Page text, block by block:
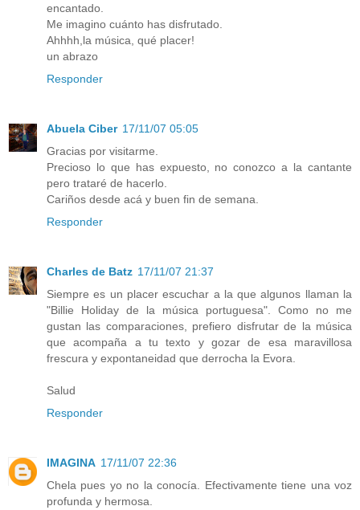
encantado.
Me imagino cuánto has disfrutado.
Ahhhh,la música, qué placer!
un abrazo
Responder
Abuela Ciber 17/11/07 05:05
Gracias por visitarme.
Precioso lo que has expuesto, no conozco a la cantante
pero trataré de hacerlo.
Cariños desde acá y buen fin de semana.
Responder
Charles de Batz 17/11/07 21:37
Siempre es un placer escuchar a la que algunos llaman la
"Billie Holiday de la música portuguesa". Como no me
gustan las comparaciones, prefiero disfrutar de la música
que acompaña a tu texto y gozar de esa maravillosa
frescura y expontaneidad que derrocha la Evora.
Salud
Responder
IMAGINA 17/11/07 22:36
Chela pues yo no la conocía. Efectivamente tiene una voz
profunda y hermosa.